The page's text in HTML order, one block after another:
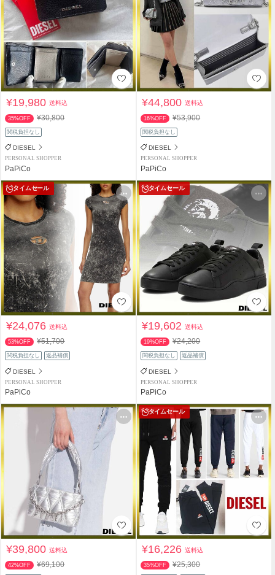
¥19,980送料込
35%OFF ¥30,800
関税負担なし
DIESEL
PERSONAL SHOPPER
PaPiCo
¥44,800送料込
16%OFF ¥53,900
関税負担なし
DIESEL
PERSONAL SHOPPER
PaPiCo
タイムセール
¥24,076送料込
53%OFF ¥51,700
関税負担なし 返品補償
DIESEL
PERSONAL SHOPPER
PaPiCo
タイムセール
¥19,602送料込
19%OFF ¥24,200
関税負担なし 返品補償
DIESEL
PERSONAL SHOPPER
PaPiCo
¥39,800送料込
42%OFF ¥69,100
タイムセール
¥16,226送料込
35%OFF ¥25,300